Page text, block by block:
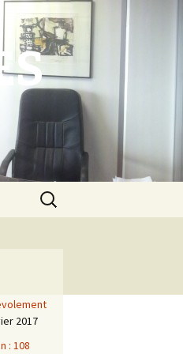
Rechercher :
2017
: 108